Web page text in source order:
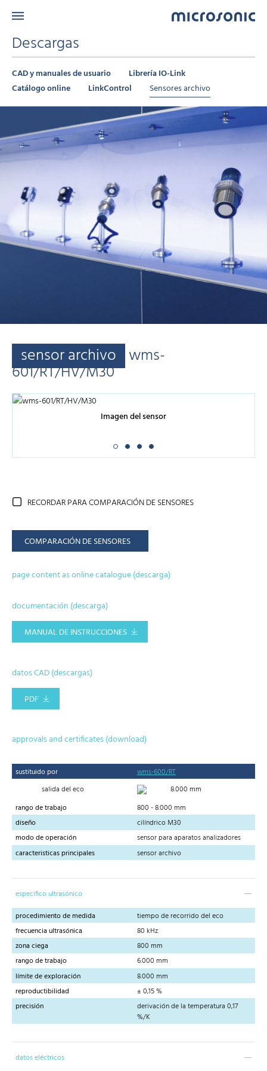
Descargas
CAD y manuales de usuario
Librería IO-Link
Catálogo online
LinkControl Sensores archivo
sensor archivo wms-
601/RT/HV/M30
Imagen del sensor
RECORDAR PARA COMPARACIÓN DE SENSORES
COMPARACIÓN DE SENSORES
page content as online catalogue (descarga)
documentación (descarga)
MANUAL DE INSTRUCCIONES
datos CAD (descargas)
PDF
approvals and certificates (download)
sustituido por
wms-600/RT
salida del eco
8.000 mm
rango de trabajo
800 - 8.000 mm
diseño
cilíndrico M30
modo de operación
sensor para aparatos analizadores
caracteristicas principales
sensor archivo
específico ultrasónico
procedimiento de medida
tiempo de recorrido del eco
frecuencia ultrasónica
80 kHz
zona ciega
800 mm
rango de trabajo
6.000 mm
límite de exploración
8.000 mm
reproductibilidad
± 0,15 %
precisión
derivación de la temperatura 0,17
%/K
datos eléctricos